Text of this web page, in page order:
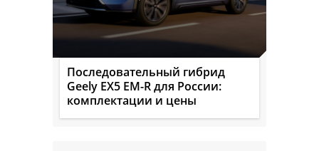
Последовательный гибрид
Geely EX5 EM-R для России:
комплектации и цены